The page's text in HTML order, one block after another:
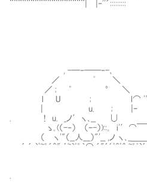
¨¨¨¨¨¨¨¨¨¨¨¨¨¨¨¨¨¨| |‐''´:::::::::
, -─‐──‐-､
／ ﾟ ＼
／ ; ゜ ° ＼
l U ; l⌒ '"⌒ ヽ
| u. ; |ｰ ＼
. ! u. _ノ′ヽ､__ ∪
ゝ｡(（-‐） （ｰ-）)::｡ i'′⌒￣￣`
（ ヽ'"（__人___）"'__ ,ノ ヽ､_＿＿
´ ´ `ﾟ~゜´＾" ´~`ﾟ゜｀⌒ ´"´´ﾟ＾ﾟ＾ ~゜ﾟ`´